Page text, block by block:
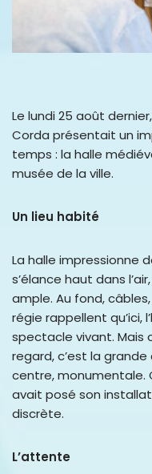
Le lundi 25 août
Corda présentait un
temps : la halle
musée de la ville.
Un lieu habité
La halle impressionne
s’élance haut dans
ample. Au fond,
régie rappellent qu’ici,
spectacle vivant.
regard, c’est la
centre, monumentale.
avait posé son
discrète.
L’attente